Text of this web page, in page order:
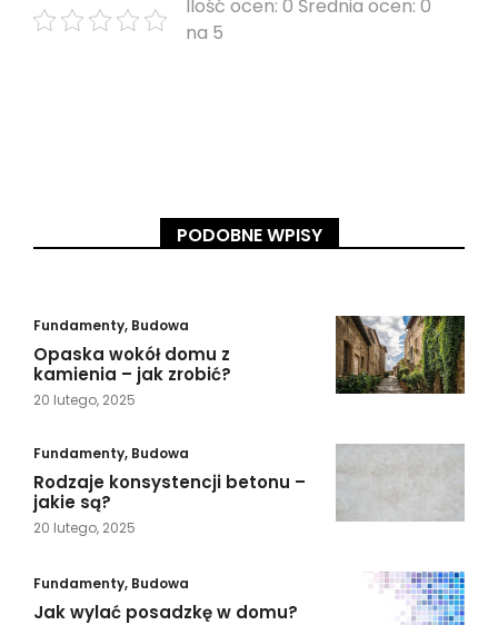
Ilość ocen: 0 Średnia ocen: 0
na 5
PODOBNE WPISY
Fundamenty, Budowa
Opaska wokół domu z
kamienia – jak zrobić?
20 lutego, 2025
Fundamenty, Budowa
Rodzaje konsystencji betonu –
jakie są?
20 lutego, 2025
Fundamenty, Budowa
Jak wylać posadzkę w domu?